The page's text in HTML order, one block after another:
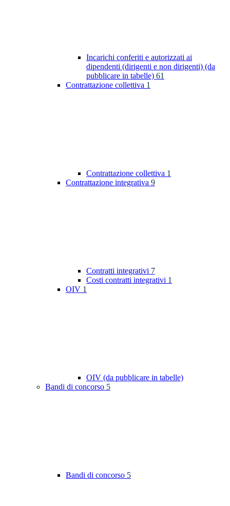
Incarichi conferiti e autorizzati ai
dipendenti (dirigenti e non dirigenti) (da
pubblicare in tabelle) 61
Contrattazione collettiva 1
Contrattazione collettiva 1
Contrattazione integrativa 9
Contratti integrativi 7
Costi contratti integrativi 1
OIV 1
OIV (da pubblicare in tabelle)
Bandi di concorso 5
Bandi di concorso 5